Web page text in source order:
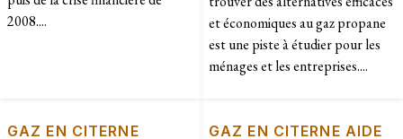
2008....
et économiques au gaz propane
est une piste à étudier pour les
ménages et les entreprises....
GAZ EN CITERNE
GAZ EN CITERNE AIDE